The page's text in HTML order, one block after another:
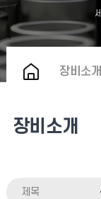
장비소개
장비소개
제목